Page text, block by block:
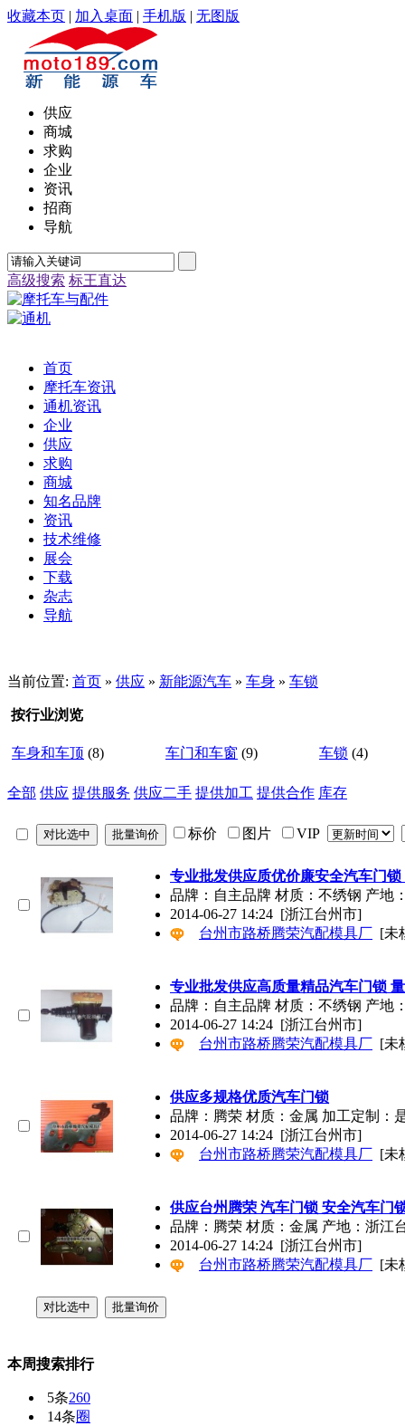
收藏本页 | 加入桌面 | 手机版 | 无图版
供应
商城
求购
企业
资讯
招商
导航
高级搜索 标王直达
首页
摩托车资讯
通机资讯
企业
供应
求购
商城
知名品牌
资讯
技术维修
展会
下载
杂志
导航
当前位置: 首页 » 供应 » 新能源汽车 » 车身 » 车锁
按行业浏览
车身和车顶 (8) 车门和车窗 (9) 车锁 (4)
全部 供应 提供服务 供应二手 提供加工 提供合作 库存
标价 图片 VIP
专业批发供应质优价廉安全汽车门锁
品牌：自主品牌 材质：不绣钢 产地
2014-06-27 14:24 [浙江台州市]
台州市路桥腾荣汽配模具厂 [未
专业批发供应高质量精品汽车门锁
品牌：自主品牌 材质：不绣钢 产地
2014-06-27 14:24 [浙江台州市]
台州市路桥腾荣汽配模具厂 [未
供应多规格优质汽车门锁
品牌：腾荣 材质：金属 加工定制：
2014-06-27 14:24 [浙江台州市]
台州市路桥腾荣汽配模具厂 [未
供应台州腾荣 汽车门锁 安全汽车门
品牌：腾荣 材质：金属 产地：浙江
2014-06-27 14:24 [浙江台州市]
台州市路桥腾荣汽配模具厂 [未
本周搜索排行
5条260
14条圈